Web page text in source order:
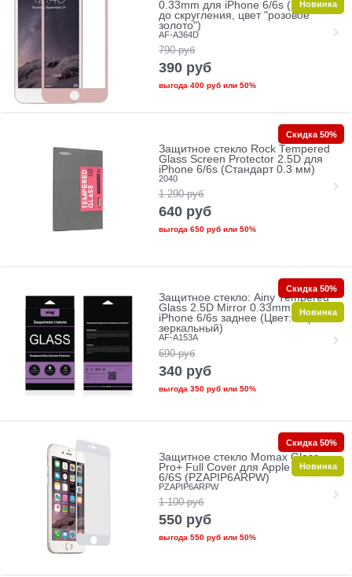
0.33mm для iPhone 6/6s (Защита
до скругления, цвет "розовое
золото")
AF-A364D
790 руб
390 руб
выгода 400 рубили 50%
Новинка
Защитное стекло Rock Tempered
Glass Screen Protector 2.5D для
iPhone 6/6s (Стандарт 0.3 мм)
2040
1 290 руб
640 руб
выгода 650 рубили 50%
Скидка 50%
Защитное стекло: Ainy Tempered
Glass 2.5D Mirror 0.33mm для
iPhone 6/6s заднее (Цвет: Черно-
зеркальный)
AF-A153A
690 руб
340 руб
выгода 350 рубили 50%
Скидка 50%
Новинка
Защитное стекло Momax Glass
Pro+ Full Cover для Apple iPhone
6/6S (PZAPIP6ARPW)
PZAPIP6ARPW
1 100 руб
550 руб
выгода 550 рубили 50%
Скидка 50%
Новинка